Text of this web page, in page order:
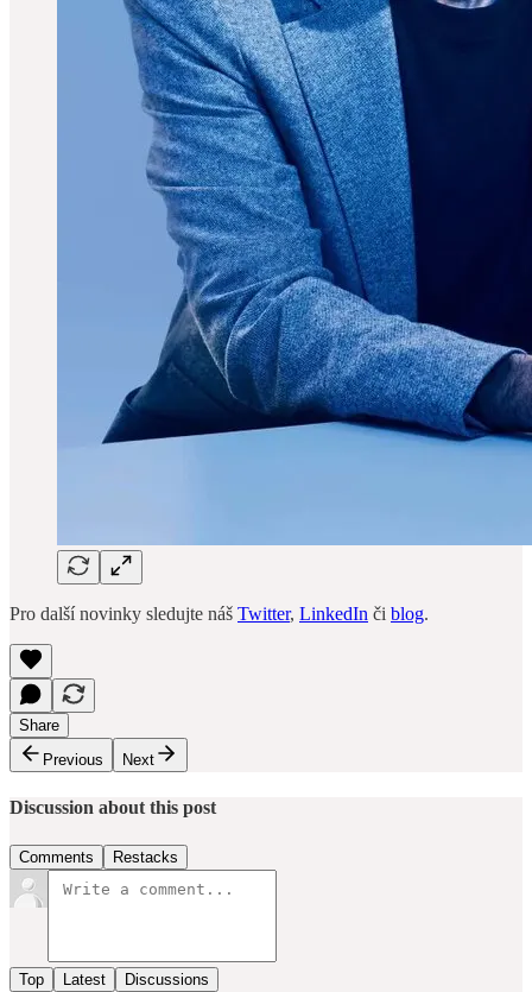
Pro další novinky sledujte náš Twitter, LinkedIn či blog.
Share
Previous
Next
Discussion about this post
Comments Restacks
Top Latest Discussions